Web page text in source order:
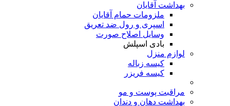
بهداشت آقایان
ملزومات حمام آقایان
اسپری و رول ضد تعریق
وسایل اصلاح صورت
بادی اسپلش
لوازم منزل
کیسه زباله
کیسه فریزر
مراقبت پوست و مو
بهداشت دهان و دندان